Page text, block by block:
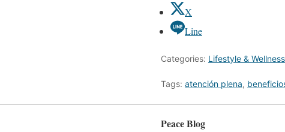
X
Line
Categories: Lifestyle & Wellness
Tags: atención plena,
Peace Blog